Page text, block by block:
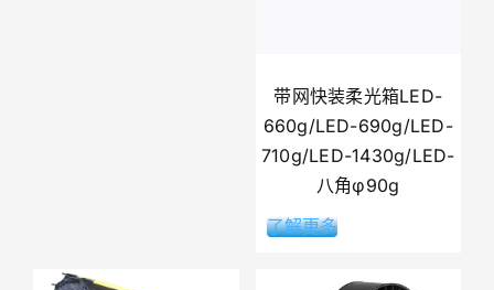
带网快装柔光箱LED-
660g/LED-690g/LED-
710g/LED-1430g/LED-
八角φ90g
了解更多